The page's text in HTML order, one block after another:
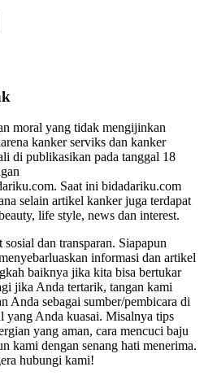
moral yang tidak mengijinkan
kanker serviks dan kanker
di publikasikan pada tanggal 18
Saat ini bidadariku.com
selain artikel kanker juga terdapat
life style, news dan interest.
dan transparan. Siapapun
informasi dan artikel
baiknya jika kita bisa bertukar
jika Anda tertarik, tangan kami
Anda sebagai sumber/pembicara di
yang Anda kuasai. Misalnya tips
yang aman, cara mencuci baju
kami dengan senang hati menerima.
hubungi kami!